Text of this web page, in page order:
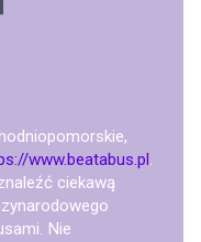
www.beatabus.pl .
ciekawą
Nie